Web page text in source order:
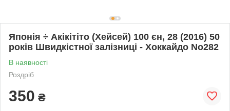
Японія ÷ Акікітіто (Хейсей) 100 єн, 28 (2016) 50
років Швидкістної залізниці - Хоккайдо No282
В наявності
Роздріб
350 ₴